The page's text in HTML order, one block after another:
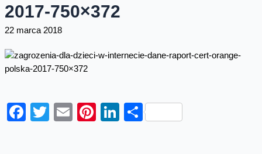
2017-750×372
22 marca 2018
Facebook
Twitter
EmailPinterest
LinkedIn
Share